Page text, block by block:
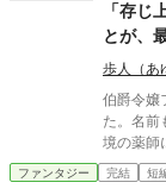
「存
とが、
歩人（あ
伯爵令嬢
た。名
境の薬師
暮らし始
息子——無
ファンタジー 完結 短